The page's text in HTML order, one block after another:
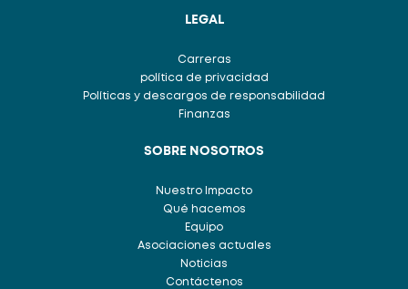
LEGAL
Carreras
política de privacidad
Políticas y descargos de responsabilidad
Finanzas
SOBRE NOSOTROS
Nuestro Impacto
Qué hacemos
Equipo
Asociaciones actuales
Noticias
Contáctenos